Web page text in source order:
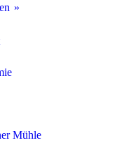
Versorgung
Mühle